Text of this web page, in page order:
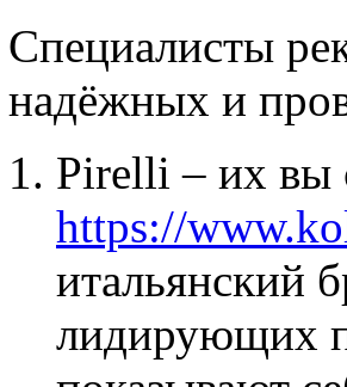
Специалисты
надёжных и
Pirelli – их вы
https://
итальянский
лидирующих